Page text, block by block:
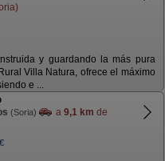
y guardando la más pura
Villa Natura, ofrece el máximo
e ...
(Soria) a 9,1 km de